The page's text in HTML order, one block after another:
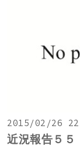
2015/02/26
近況報告５５